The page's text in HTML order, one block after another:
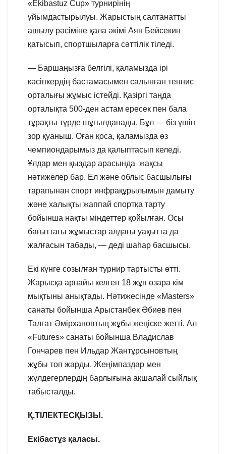
«Ekibastuz Сup» турнирінің
ұйымдастырылуы. Жарыстың салтанатты
ашылу рәсіміне қала әкімі Аян Бейсекин
қатысып, спортшыларға сәттілік тіледі.
— Баршаңызға белгілі, қаламызда ірі
кәсіпкердің бастамасымен салынған теннис
орталығы жұмыс істейді. Қазіргі таңда
орталықта 500-ден астам ересек пен бала
тұрақты түрде шұғылданады. Бұл — біз үшін
зор қуаныш. Оған қоса, қаламызда өз
чемпиондарымыз да қалыптасып келеді.
Ұлдар мен қыздар арасында жақсы
нәтижелер бар. Ел және облыс басшылығы
тарапынан спорт инфрақұрылымын дамыту
және халықты жаппай спортқа тарту
бойынша нақты міндеттер қойылған. Осы
бағыттағы жұмыстар алдағы уақытта да
жалғасын табады, — деді шаһар басшысы.
Екі күнге созылған турнир тартысты өтті.
Жарысқа арнайы келген 18 жұп өзара кім
мықтыны анықтады. Нәтижесінде «Masters»
санаты бойынша Арыстанбек Әбиев пен
Талғат Әмірхановтың жұбы жеңіске жетті. Ал
«Futures» санаты бойынша Владислав
Гончарев пен Ильдар Жантұрсыновтың
жұбы топ жарды. Жеңімпаздар мен
жүлдегерлердің барлығына ақшалай сыйлық
табысталды.
Қ.ТІЛЕКТЕСҚЫЗЫ.
Екібастұз қаласы.